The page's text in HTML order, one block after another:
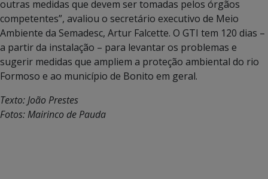
outras medidas que devem ser tomadas pelos órgãos
competentes”, avaliou o secretário executivo de Meio
Ambiente da Semadesc, Artur Falcette. O GTI tem 120 dias –
a partir da instalação – para levantar os problemas e
sugerir medidas que ampliem a proteção ambiental do rio
Formoso e ao município de Bonito em geral.
Texto: João Prestes
Fotos: Mairinco de Pauda